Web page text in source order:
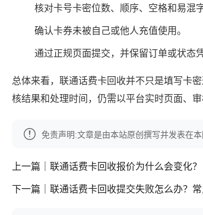
核对卡号卡密位数、顺序、空格和易混字
确认卡券未被自己或他人充值使用。
通过正规页面提交，并保留订单或状态凭
总体来看，联通话费卡回收并不只是填写卡
核结果和处理时间，仍需以平台实时页面、
免责声明:文章是由本站原创撰写并发表在
上一篇｜联通话费卡回收报价为什么会变化？
下一篇｜联通话费卡回收提交失败怎么办？